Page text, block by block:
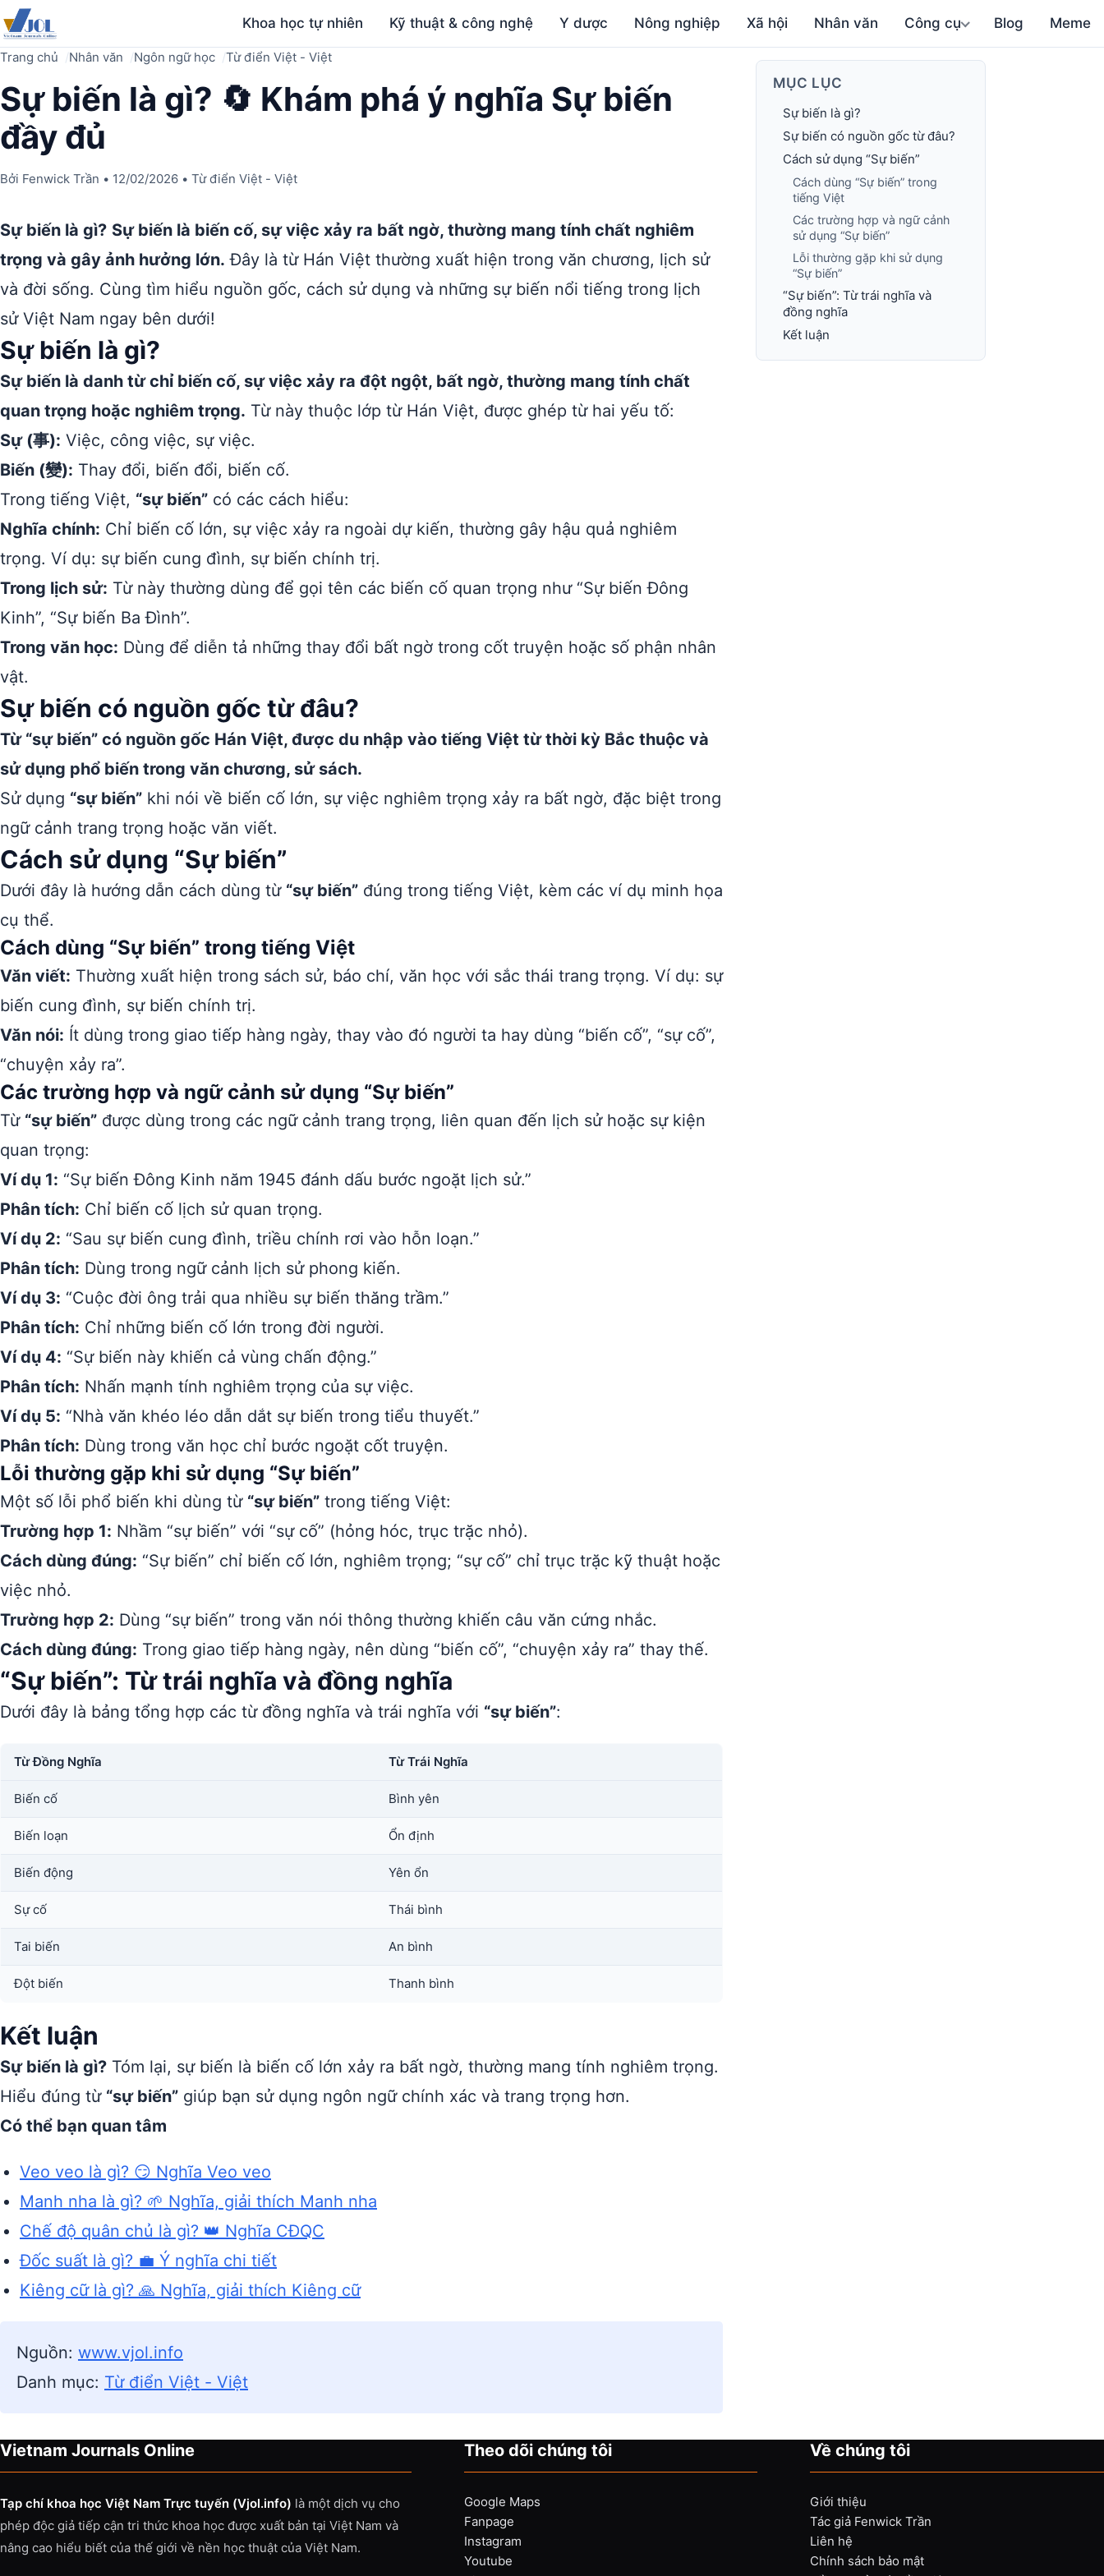
Khoa học tự nhiên Kỹ thuật & công nghệ Y dược Nông nghiệp Xã hội Nhân văn Công cụ Blog Meme
Trang chủ Nhân văn Ngôn ngữ học Từ điển Việt - Việt
Sự biến là gì? 🔄 Khám phá ý nghĩa Sự biến
đầy đủ
Bởi Fenwick Trần • 12/02/2026 • Từ điển Việt - Việt
Sự biến là gì? Sự biến là biến cố, sự việc xảy ra bất ngờ, thường mang tính chất nghiêm
trọng và gây ảnh hưởng lớn. Đây là từ Hán Việt thường xuất hiện trong văn chương, lịch sử
và đời sống. Cùng tìm hiểu nguồn gốc, cách sử dụng và những sự biến nổi tiếng trong lịch
sử Việt Nam ngay bên dưới!
Sự biến là gì?
Sự biến là danh từ chỉ biến cố, sự việc xảy ra đột ngột, bất ngờ, thường mang tính chất
quan trọng hoặc nghiêm trọng. Từ này thuộc lớp từ Hán Việt, được ghép từ hai yếu tố:
Sự (事): Việc, công việc, sự việc.
Biến (變): Thay đổi, biến đổi, biến cố.
Trong tiếng Việt, “sự biến” có các cách hiểu:
Nghĩa chính: Chỉ biến cố lớn, sự việc xảy ra ngoài dự kiến, thường gây hậu quả nghiêm
trọng. Ví dụ: sự biến cung đình, sự biến chính trị.
Trong lịch sử: Từ này thường dùng để gọi tên các biến cố quan trọng như “Sự biến Đông
Kinh”, “Sự biến Ba Đình”.
Trong văn học: Dùng để diễn tả những thay đổi bất ngờ trong cốt truyện hoặc số phận nhân
vật.
Sự biến có nguồn gốc từ đâu?
Từ “sự biến” có nguồn gốc Hán Việt, được du nhập vào tiếng Việt từ thời kỳ Bắc thuộc và
sử dụng phổ biến trong văn chương, sử sách.
Sử dụng “sự biến” khi nói về biến cố lớn, sự việc nghiêm trọng xảy ra bất ngờ, đặc biệt trong
ngữ cảnh trang trọng hoặc văn viết.
Cách sử dụng “Sự biến”
Dưới đây là hướng dẫn cách dùng từ “sự biến” đúng trong tiếng Việt, kèm các ví dụ minh họa
cụ thể.
Cách dùng “Sự biến” trong tiếng Việt
Văn viết: Thường xuất hiện trong sách sử, báo chí, văn học với sắc thái trang trọng. Ví dụ: sự
biến cung đình, sự biến chính trị.
Văn nói: Ít dùng trong giao tiếp hàng ngày, thay vào đó người ta hay dùng “biến cố”, “sự cố”,
“chuyện xảy ra”.
Các trường hợp và ngữ cảnh sử dụng “Sự biến”
Từ “sự biến” được dùng trong các ngữ cảnh trang trọng, liên quan đến lịch sử hoặc sự kiện
quan trọng:
Ví dụ 1: “Sự biến Đông Kinh năm 1945 đánh dấu bước ngoặt lịch sử.”
Phân tích: Chỉ biến cố lịch sử quan trọng.
Ví dụ 2: “Sau sự biến cung đình, triều chính rơi vào hỗn loạn.”
Phân tích: Dùng trong ngữ cảnh lịch sử phong kiến.
Ví dụ 3: “Cuộc đời ông trải qua nhiều sự biến thăng trầm.”
Phân tích: Chỉ những biến cố lớn trong đời người.
Ví dụ 4: “Sự biến này khiến cả vùng chấn động.”
Phân tích: Nhấn mạnh tính nghiêm trọng của sự việc.
Ví dụ 5: “Nhà văn khéo léo dẫn dắt sự biến trong tiểu thuyết.”
Phân tích: Dùng trong văn học chỉ bước ngoặt cốt truyện.
Lỗi thường gặp khi sử dụng “Sự biến”
Một số lỗi phổ biến khi dùng từ “sự biến” trong tiếng Việt:
Trường hợp 1: Nhầm “sự biến” với “sự cố” (hỏng hóc, trục trặc nhỏ).
Cách dùng đúng: “Sự biến” chỉ biến cố lớn, nghiêm trọng; “sự cố” chỉ trục trặc kỹ thuật hoặc
việc nhỏ.
Trường hợp 2: Dùng “sự biến” trong văn nói thông thường khiến câu văn cứng nhắc.
Cách dùng đúng: Trong giao tiếp hàng ngày, nên dùng “biến cố”, “chuyện xảy ra” thay thế.
“Sự biến”: Từ trái nghĩa và đồng nghĩa
Dưới đây là bảng tổng hợp các từ đồng nghĩa và trái nghĩa với “sự biến”:
Từ Đồng Nghĩa Từ Trái Nghĩa
Biến cố Bình yên
Biến loạn Ổn định
Biến động Yên ổn
Sự cố Thái bình
Tai biến An bình
Đột biến Thanh bình
Kết luận
Sự biến là gì? Tóm lại, sự biến là biến cố lớn xảy ra bất ngờ, thường mang tính nghiêm trọng.
Hiểu đúng từ “sự biến” giúp bạn sử dụng ngôn ngữ chính xác và trang trọng hơn.
Có thể bạn quan tâm
Veo veo là gì? 😏 Nghĩa Veo veo
Manh nha là gì? 🌱 Nghĩa, giải thích Manh nha
Chế độ quân chủ là gì? 👑 Nghĩa CĐQC
Đốc suất là gì? 💼 Ý nghĩa chi tiết
Kiêng cữ là gì? 🙏 Nghĩa, giải thích Kiêng cữ
Nguồn: www.vjol.info
Danh mục: Từ điển Việt - Việt
MỤC LỤC
Sự biến là gì?
Sự biến có nguồn gốc từ đâu?
Cách sử dụng “Sự biến”
Cách dùng “Sự biến” trong
tiếng Việt
Các trường hợp và ngữ cảnh
sử dụng “Sự biến”
Lỗi thường gặp khi sử dụng
“Sự biến”
“Sự biến”: Từ trái nghĩa và
đồng nghĩa
Kết luận
Vietnam Journals Online
Tạp chí khoa học Việt Nam Trực tuyến (Vjol.info) là một dịch vụ cho
phép độc giả tiếp cận tri thức khoa học được xuất bản tại Việt Nam và
nâng cao hiểu biết của thế giới về nền học thuật của Việt Nam.
Theo dõi chúng tôi
Google Maps
Fanpage
Instagram
Youtube
Về chúng tôi
Giới thiệu
Tác giả Fenwick Trần
Liên hệ
Chính sách bảo mật